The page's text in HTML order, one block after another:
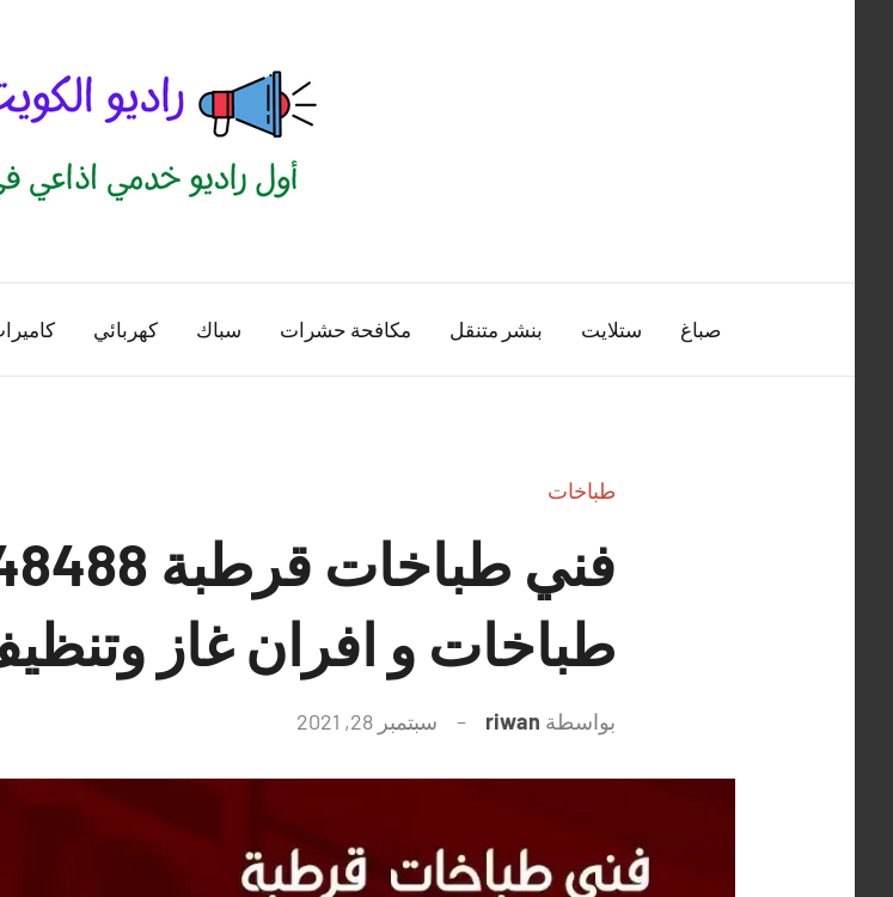
منصة
اذاعية
صباغ ستلايت بنشر متنقل مكافحة حشرات سباك كهربائي
طباخات
طباخات و افران غاز
بواسطة riwan سبتمبر 28, 2021